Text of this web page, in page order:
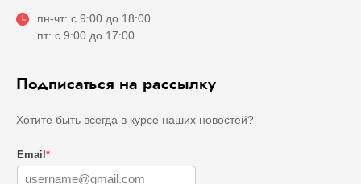
пн-чт: с 9:00 до 18:00
пт: с 9:00 до 17:00
Подписаться на рассылку
Хотите быть всегда в курсе наших новостей?
Email *